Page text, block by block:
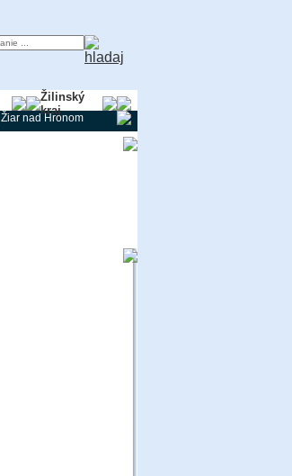
Žilinský
kraj
Žiar nad Hronom